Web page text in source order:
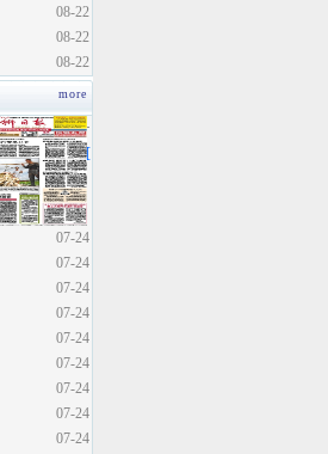
08-22
08-22
08-22
more
07-24
·
[
07-24
07-24
07-24
07-24
07-24
07-24
07-24
07-24